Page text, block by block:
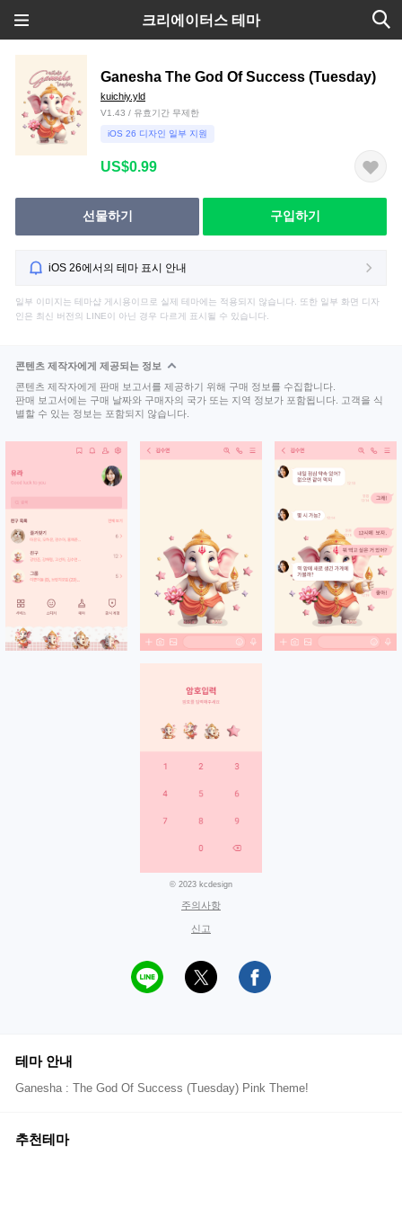
크리에이터스 테마
Ganesha The God Of Success (Tuesday)
kuichiy.yld
V1.43 / 유효기간 무제한
iOS 26 디자인 일부 지원
US$0.99
선물하기 구입하기
iOS 26에서의 테마 표시 안내
일부 이미지는 테마샵 게시용이므로 실제 테마에는 적용되지 않습니다. 또한 일부 화면 디자
인은 최신 버전의 LINE이 아닌 경우 다르게 표시될 수 있습니다.
콘텐츠 제작자에게 제공되는 정보
콘텐츠 제작자에게 판매 보고서를 제공하기 위해 구매 정보를 수집합니다.
판매 보고서에는 구매 날짜와 구매자의 국가 또는 지역 정보가 포함됩니다. 고객을 식
별할 수 있는 정보는 포함되지 않습니다.
© 2023 kcdesign
주의사항
신고
테마 안내
Ganesha : The God Of Success (Tuesday) Pink Theme!
추천테마